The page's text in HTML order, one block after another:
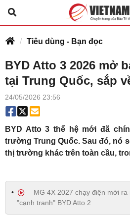
Tiêu dùng - Bạn đọc
BYD Atto 3 2026 mở
tại Trung Quốc, sắp
24/05/2026 23:56
BYD Atto 3 thế hệ mới đã
trường Trung Quốc. Sau đó, nó
thị trường khác trên toàn cầu,
MG 4X 2027 chạy điện mới ra
"cạnh tranh" BYD Atto 2